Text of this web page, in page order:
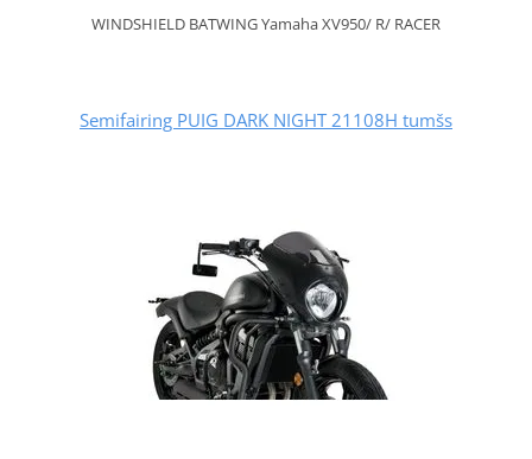
WINDSHIELD BATWING Yamaha XV950/ R/ RACER
Semifairing PUIG DARK NIGHT 21108H tumšs